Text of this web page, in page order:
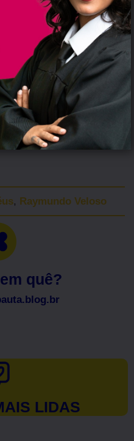
econômico.
filhas e
de dedicação ao
das causas do sul
, Raymundo Veloso
quê?
LIDAS